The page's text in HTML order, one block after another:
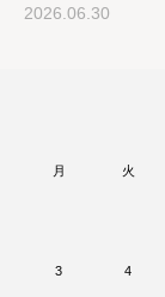
2026.06.30
月 火
3 4